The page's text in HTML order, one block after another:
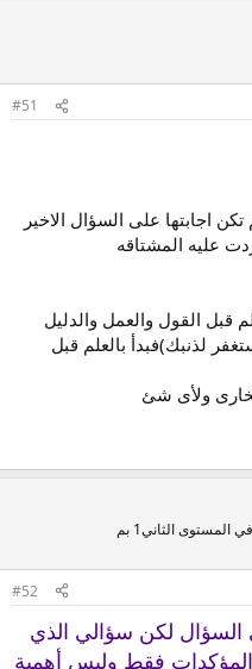
#51
اجابتها على السؤال الاخير
عليه المشتاقه
قبل القول والعمل والدليل
لذنبك)فبدأ بالعلم قبل
ولأى شئ
الثاني1 بم
#52
السؤال لكن سؤالي الذي
فقط وليس أهمية